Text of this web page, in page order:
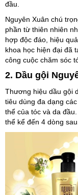
đầu.
Nguyên Xuân chú
phần từ thiên nhiên
hợp độc đáo, hiệu
khoa học hiện đại đã
công cuộc chăm sóc
2. Dầu gội
Thương hiệu dầu gội
tiêu dùng đa dạng
thể của tóc và da
thể kể đến 4 dòng sau.